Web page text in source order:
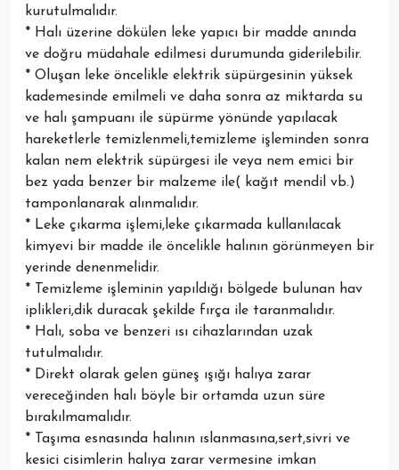
kurutulmalıdır.
* Halı üzerine dökülen leke yapıcı bir madde anında
ve doğru müdahale edilmesi durumunda giderilebilir.
* Oluşan leke öncelikle elektrik süpürgesinin yüksek
kademesinde emilmeli ve daha sonra az miktarda su
ve halı şampuanı ile süpürme yönünde yapılacak
hareketlerle temizlenmeli,temizleme işleminden sonra
kalan nem elektrik süpürgesi ile veya nem emici bir
bez yada benzer bir malzeme ile( kağıt mendil vb.)
tamponlanarak alınmalıdır.
* Leke çıkarma işlemi,leke çıkarmada kullanılacak
kimyevi bir madde ile öncelikle halının görünmeyen bir
yerinde denenmelidir.
* Temizleme işleminin yapıldığı bölgede bulunan hav
iplikleri,dik duracak şekilde fırça ile taranmalıdır.
* Halı, soba ve benzeri ısı cihazlarından uzak
tutulmalıdır.
* Direkt olarak gelen güneş ışığı halıya zarar
vereceğinden halı böyle bir ortamda uzun süre
bırakılmamalıdır.
* Taşıma esnasında halının ıslanmasına,sert,sivri ve
kesici cisimlerin halıya zarar vermesine imkan